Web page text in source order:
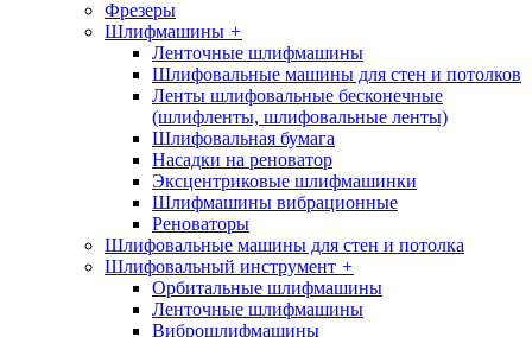
Фрезеры
Шлифмашины +
Ленточные шлифмашины
Шлифовальные машины для стен и потолков
Ленты шлифовальные бесконечные
(шлифленты, шлифовальные ленты)
Шлифовальная бумага
Насадки на реноватор
Эксцентриковые шлифмашинки
Шлифмашины вибрационные
Реноваторы
Шлифовальные машины для стен и потолка
Шлифовальный инструмент +
Орбитальные шлифмашины
Ленточные шлифмашины
Виброшлифмашины